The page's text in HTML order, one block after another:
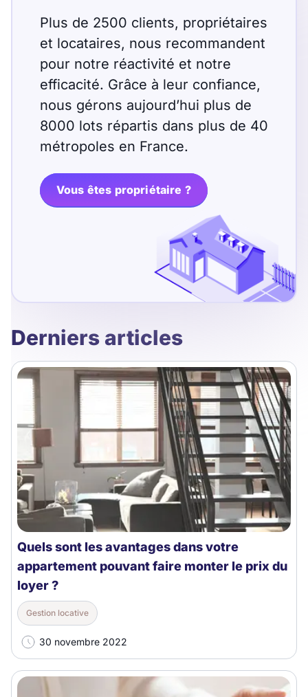
Plus de 2500 clients, propriétaires
et locataires, nous recommandent
pour notre réactivité et notre
efficacité. Grâce à leur confiance,
nous gérons aujourd’hui plus de
8000 lots répartis dans plus de 40
métropoles en France.
Vous êtes propriétaire ?
Derniers articles
Quels sont les avantages dans votre
appartement pouvant faire monter le prix du
loyer ?
Gestion locative
30 novembre 2022